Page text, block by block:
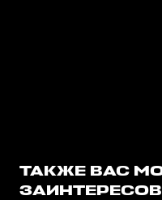
ТАКЖЕ ВАС